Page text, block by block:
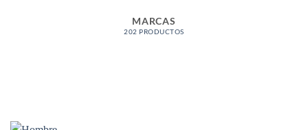
MARCAS
202 PRODUCTOS